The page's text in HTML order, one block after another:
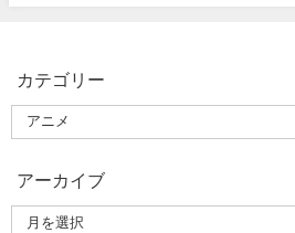
カテゴリー
アーカイブ